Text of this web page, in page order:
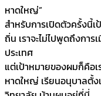
หาดใหญ่”
สำหรับการเปิดตัวครั้งนี้
ถิ่น เราจะไม่ไปพูดถึงการ
ประเทศ
แต่เป้าหมายของผมก็คือเ
หาดใหญ่ เรียนอนุบาลตั้ง